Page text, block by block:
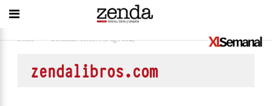
Inicio > zendalibros.com(Page 532)
zendalibros.com